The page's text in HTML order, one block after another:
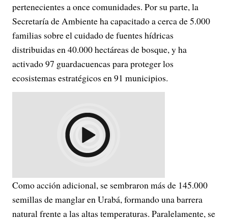
pertenecientes a once comunidades. Por su parte, la
Secretaría de Ambiente ha capacitado a cerca de 5.000
familias sobre el cuidado de fuentes hídricas
distribuidas en 40.000 hectáreas de bosque, y ha
activado 97 guardacuencas para proteger los
ecosistemas estratégicos en 91 municipios.
Como acción adicional, se sembraron más de 145.000
semillas de manglar en Urabá, formando una barrera
natural frente a las altas temperaturas. Paralelamente, se